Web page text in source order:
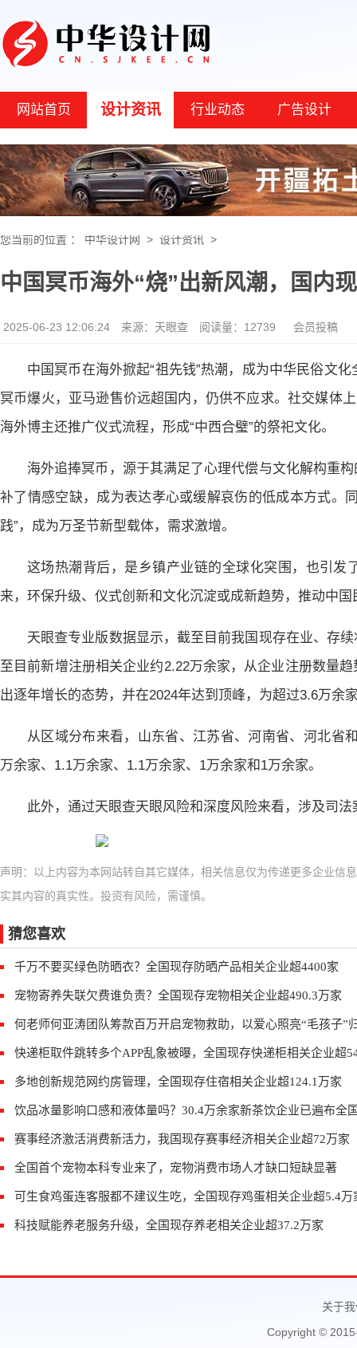
网站首页 设计资讯 行业动态 广告设计
您当前的位置 ： 中华设计网 > 设计资讯 >
中国冥币海外“烧”出新风潮，国内
2025-06-23 12:06:24 来源：天眼查 阅读量：12739 会员投稿
中国冥币在海外掀起“祖先钱”热潮，成为中华民俗文
冥币爆火，亚马逊售价远超国内，仍供不应求。社交媒体
海外博主还推广仪式流程，形成“中西合璧”的祭祀文化。
海外追捧冥币，源于其满足了心理代偿与文化解构重
补了情感空缺，成为表达孝心或缓解哀伤的低成本方式。
践”，成为万圣节新型载体，需求激增。
这场热潮背后，是乡镇产业链的全球化突围，也引
来，环保升级、仪式创新和文化沉淀或成新趋势，推动中
天眼查专业版数据显示，截至目前我国现存在业、存
至目前新增注册相关企业约2.22万余家，从企业注册数量
出逐年增长的态势，并在2024年达到顶峰，为超过3.6万余
从区域分布来看，山东省、江苏省、河南省、河北省
万余家、1.1万余家、1.1万余家、1万余家和1万余家。
此外，通过天眼查天眼风险和深度风险来看，涉及司
声明：以上内容为本网站转自其它媒体，相关信息仅为传递更多企业信
实其内容的真实性。投资有风险，需谨慎。
猜您喜欢
千万不要买绿色防晒衣？全国现存防晒产品相关企业超4400家
宠物寄养失联欠费谁负责？全国现存宠物相关企业超490.3万家
何老师何亚涛团队筹款百万开启宠物救助，以爱心照亮“毛孩子”
快递柜取件跳转多个APP乱象被曝，全国现存快递柜相关企业超
多地创新规范网约房管理，全国现存住宿相关企业超124.1万家
饮品冰量影响口感和液体量吗？30.4万余家新茶饮企业已遍布全
赛事经济激活消费新活力，我国现存赛事经济相关企业超72万家
全国首个宠物本科专业来了，宠物消费市场人才缺口短缺显著
可生食鸡蛋连客服都不建议生吃，全国现存鸡蛋相关企业超5.4万
科技赋能养老服务升级，全国现存养老相关企业超37.2万家
关于
Copyright ©